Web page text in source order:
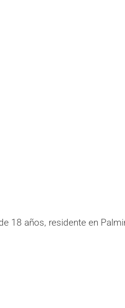
18 años, residente en